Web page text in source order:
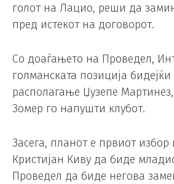
голот на Лацио, реши да
пред истекот на договорот.
Со доаѓањето на Проведел,
голманската позиција
располагање Џузепе
Зомер го напушти клубот.
Засега, планот е првиот
Кристијан Киву да биде
Проведел да биде негова